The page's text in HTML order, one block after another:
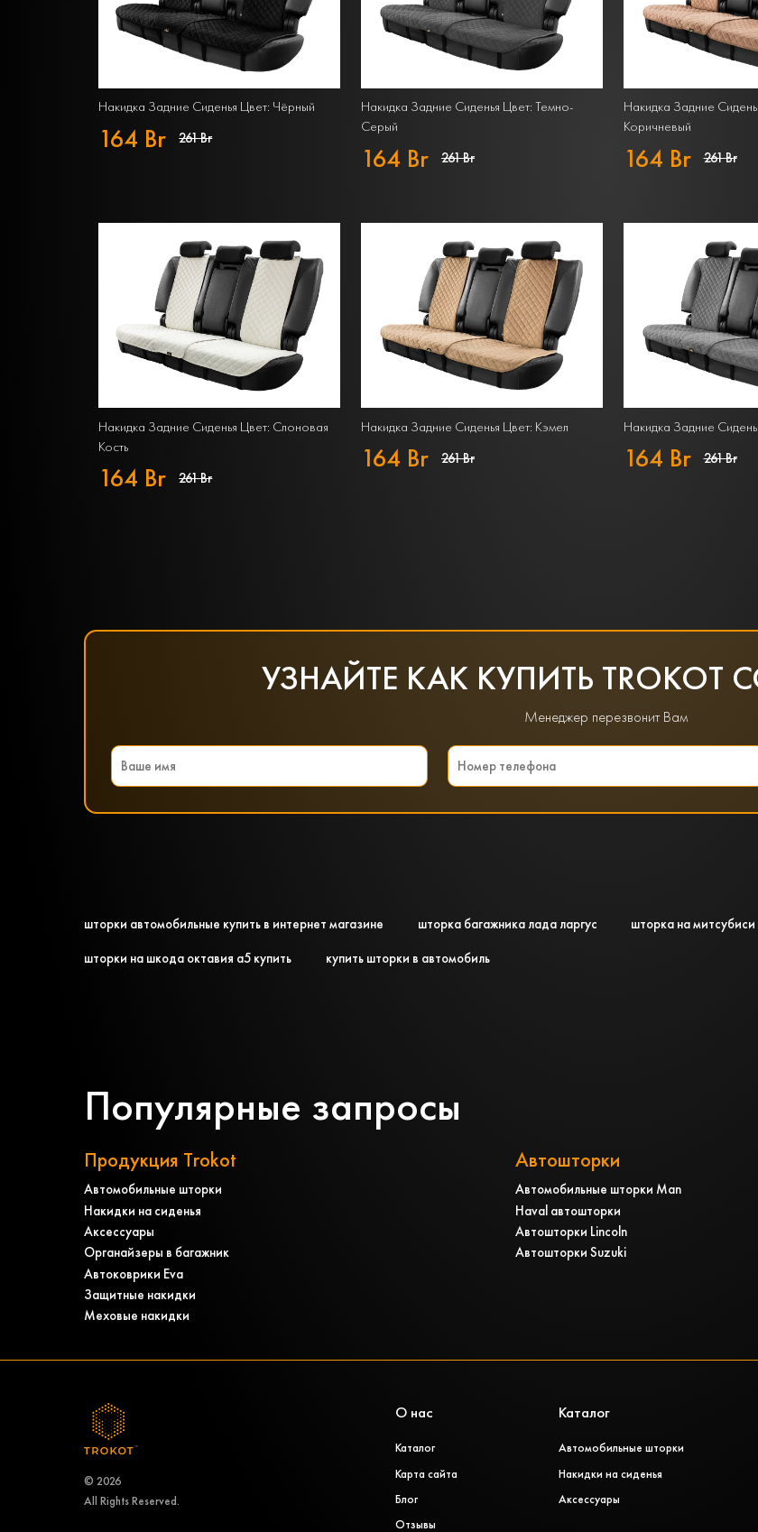
Накидка Задние Сиденья Цвет: Чёрный
164 Br 261 Br
Накидка Задние Сиденья Цвет: Темно-
Серый
164 Br 261 Br
Накидка Задние
Коричневый
164 Br 261 Br
Накидка Задние Сиденья Цвет: Слоновая
Кость
164 Br 261 Br
Накидка Задние Сиденья Цвет: Кэмел
164 Br 261 Br
Накидка Задние
164 Br 261 Br
Популярные запросы
Продукция Trokot
Автомобильные шторки
Накидки на сиденья
Аксессуары
Органайзеры в багажник
Автоковрики Eva
Защитные накидки
Меховые накидки
Автошторки
Автомобильные шторки Man
Haval автошторки
Автошторки Lincoln
Автошторки Suzuki
УЗНАЙТЕ КАК КУПИТЬ
Менеджер перезвонит Вам
шторки автомобильные купить в интернет магазине шторка багажника лада ларгус шторка на
шторки на шкода октавия а5 купить
купить шторки в автомобиль
© 2026
All Rights Reserved.
О нас
Каталог
Карта сайта
Блог
Отзывы
Каталог
Автомобильные шторки
Накидки на сиденья
Аксессуары